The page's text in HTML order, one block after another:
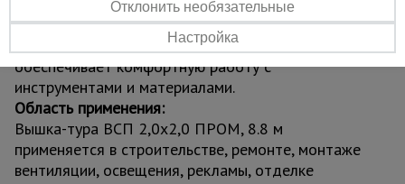
замками — без инструментов и специальных
навыков. Грузоподъёмность до 250 кг
обеспечивает комфортную работу с
инструментами и материалами.
Область применения:
Вышка-тура ВСП 2,0x2,0 ПРОМ, 8.8 м
применяется в строительстве, ремонте, монтаже
вентиляции, освещения, рекламы, отделке
Отклонить необязательные
Настройка